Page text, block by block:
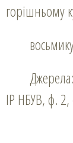
горішньому
Джерела:
ІР НБУВ, ф.